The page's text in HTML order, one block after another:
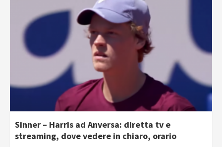
Sinner – Harris ad Anversa: diretta tv e
streaming, dove vedere in chiaro, orario